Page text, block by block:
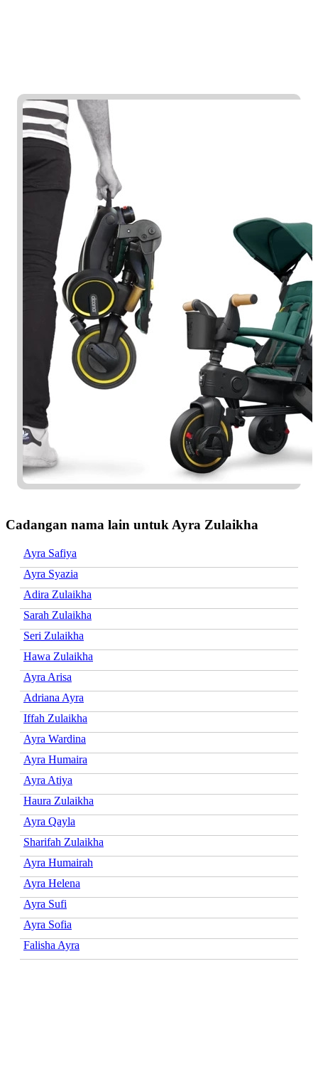
Cadangan nama lain untuk Ayra Zulaikha
Ayra Safiya
Ayra Syazia
Adira Zulaikha
Sarah Zulaikha
Seri Zulaikha
Hawa Zulaikha
Ayra Arisa
Adriana Ayra
Iffah Zulaikha
Ayra Wardina
Ayra Humaira
Ayra Atiya
Haura Zulaikha
Ayra Qayla
Sharifah Zulaikha
Ayra Humairah
Ayra Helena
Ayra Sufi
Ayra Sofia
Falisha Ayra